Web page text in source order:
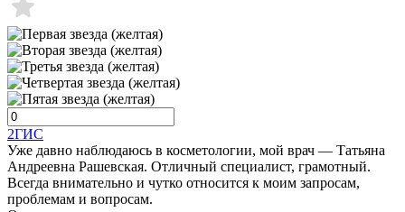
2ГИС
Уже давно наблюдаюсь в косметологии, мой врач — Татьяна
Андреевна Рашевская. Отличный специалист, грамотный.
Всегда внимательно и чутко относится к моим запросам,
проблемам и вопросам.